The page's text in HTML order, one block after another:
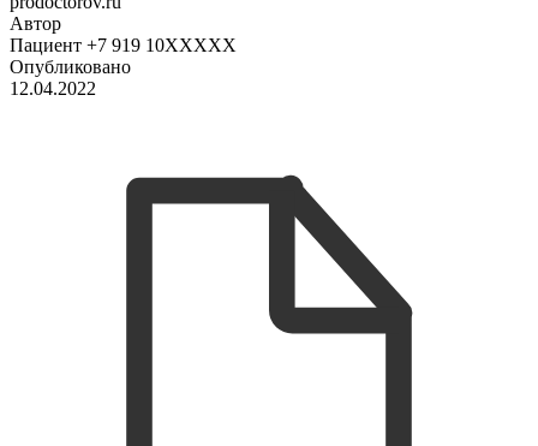
Автор
Пациент +7 919 10XXXXX
Опубликовано
12.04.2022